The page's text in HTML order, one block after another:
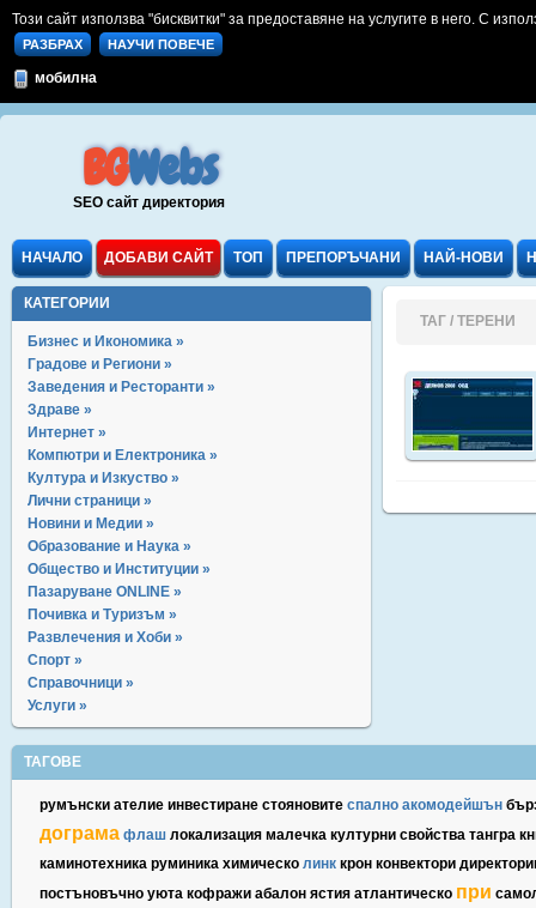
Този сайт използва "бисквитки" за предоставяне на услугите в него. С
РАЗБРАХ НАУЧИ ПОВЕЧЕ
мобилна
BGWebs
SEO сайт директория
НАЧАЛО ДОБАВИ САЙТ ТОП ПРЕПОРЪЧАНИ НАЙ-НОВИ
КАТЕГОРИИ
Бизнес и Икономика »
Градове и Региони »
Заведения и Ресторанти »
Здраве »
Интернет »
Компютри и Електроника »
Култура и Изкуство »
Лични страници »
Новини и Медии »
Образование и Наука »
Общество и Институции »
Пазаруване ONLINE »
Почивка и Туризъм »
Развлечения и Хоби »
Спорт »
Справочници »
Услуги »
ТАГ / ТЕРЕНИ
ТАГОВЕ
румънски ателие инвестиране стояновите спално акомодейшън
дограма флаш локализация малечка културни свойства тангра
каминотехника руминика химическо линк крон конвектори
постъновъчно уюта кофражи абалон ястия атлантическо при